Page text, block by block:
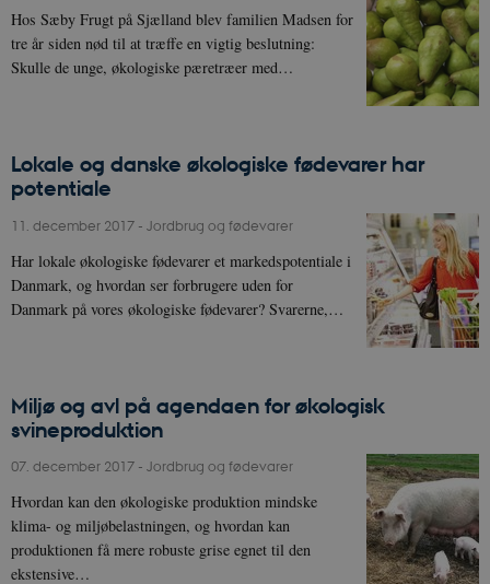
Hos Sæby Frugt på Sjælland blev familien Madsen for
tre år siden nød til at træffe en vigtig beslutning:
Skulle de unge, økologiske pæretræer med…
Lokale og danske økologiske fødevarer har
potentiale
11. december 2017 - Jordbrug og fødevarer
Har lokale økologiske fødevarer et markedspotentiale i
Danmark, og hvordan ser forbrugere uden for
Danmark på vores økologiske fødevarer? Svarerne,…
Miljø og avl på agendaen for økologisk
svineproduktion
07. december 2017 - Jordbrug og fødevarer
Hvordan kan den økologiske produktion mindske
klima- og miljøbelastningen, og hvordan kan
produktionen få mere robuste grise egnet til den
ekstensive…